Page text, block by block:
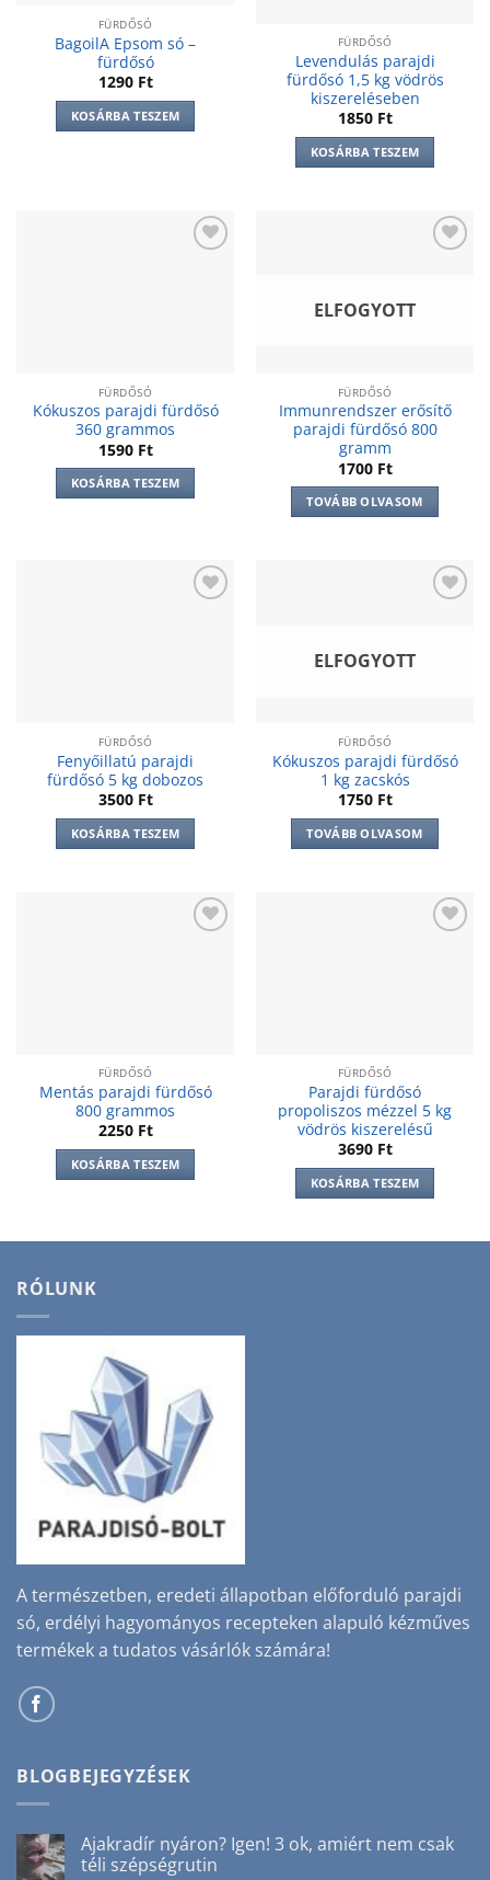
FÜRDŐSÓ
BagoilA Epsom só –
fürdősó
1290 Ft
KOSÁRBA TESZEM
FÜRDŐSÓ
Levendulás parajdi
fürdősó 1,5 kg vödrös
kiszereléseben
1850 Ft
KOSÁRBA TESZEM
FÜRDŐSÓ
Kókuszos parajdi fürdősó
360 grammos
1590 Ft
KOSÁRBA TESZEM
ELFOGYOTT
FÜRDŐSÓ
Immunrendszer erősítő
parajdi fürdősó 800
gramm
1700 Ft
TOVÁBB OLVASOM
FÜRDŐSÓ
Fenyőillatú parajdi
fürdősó 5 kg dobozos
3500 Ft
KOSÁRBA TESZEM
ELFOGYOTT
FÜRDŐSÓ
Kókuszos parajdi fürdősó
1 kg zacskós
1750 Ft
TOVÁBB OLVASOM
FÜRDŐSÓ
Mentás parajdi fürdősó
800 grammos
2250 Ft
KOSÁRBA TESZEM
FÜRDŐSÓ
Parajdi fürdősó
propoliszos mézzel 5 kg
vödrös kiszerelésű
3690 Ft
KOSÁRBA TESZEM
RÓLUNK
A természetben, eredeti állapotban előforduló parajdi
só, erdélyi hagyományos recepteken alapuló kézműves
termékek a tudatos vásárlók számára!
BLOGBEJEGYZÉSEK
Ajakradír nyáron? Igen! 3 ok, amiért nem csak
téli szépségrutin